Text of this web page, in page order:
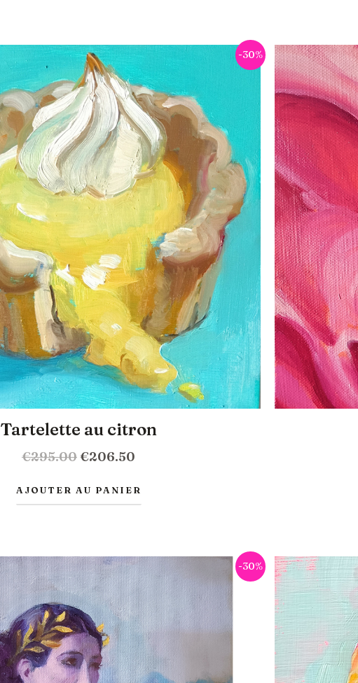
-30%
Tartelette au citron
€295.00
Le
prix
initial
était :
€295.00.
€206.50
Le
prix
actuel
est :
€206.50.
AJOUTER AU PANIER
-30%
Le
prix
initial
était :
€350.00.
Le
prix
actuel
est :
€245.00.